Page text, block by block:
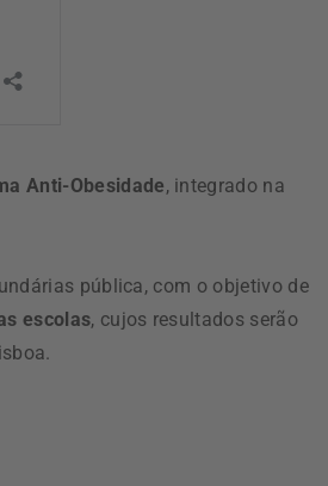
Anti-Obesidade, integrado na
pública, com o objetivo de
escolas, cujos resultados serão